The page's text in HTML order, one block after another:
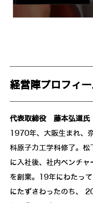
経営陣プロフィ
代表取締役 藤本弘道氏
1970年、大阪生まれ、
科原子力工学科修了。松
に入社後、社内ベンチ
を創業。19年にわたっ
にたずさわったのち、